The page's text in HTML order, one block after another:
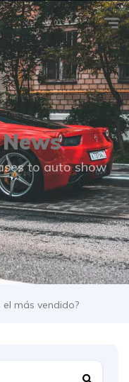
News
to auto show
el más vendido?